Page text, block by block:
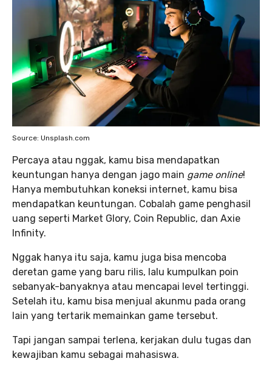
Source: Unsplash.com
Percaya atau nggak, kamu bisa mendapatkan
keuntungan hanya dengan jago main game online!
Hanya membutuhkan koneksi internet, kamu bisa
mendapatkan keuntungan. Cobalah game penghasil
uang seperti Market Glory, Coin Republic, dan Axie
Infinity.
Nggak hanya itu saja, kamu juga bisa mencoba
deretan game yang baru rilis, lalu kumpulkan poin
sebanyak-banyaknya atau mencapai level tertinggi.
Setelah itu, kamu bisa menjual akunmu pada orang
lain yang tertarik memainkan game tersebut.
Tapi jangan sampai terlena, kerjakan dulu tugas dan
kewajiban kamu sebagai mahasiswa.